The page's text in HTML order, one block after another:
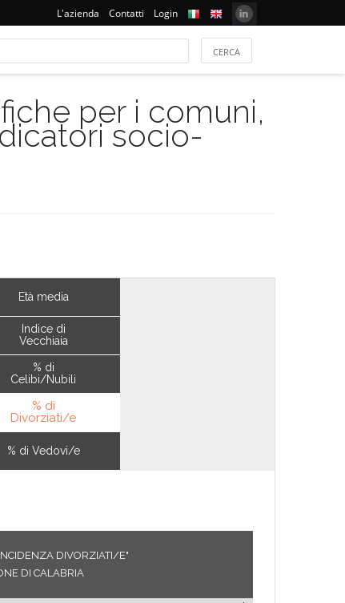
L'azienda Contatti Login
per i comuni,
socio-
Età media
Indice di
Vecchiaia
% di
Celibi/Nubili
% di
Divorziati/e
% di Vedovi/e
DIVORZIATI/E"
DI CALABRIA